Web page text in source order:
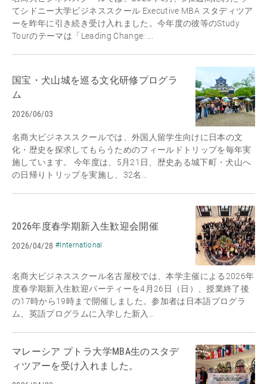
てシドニー大学ビジネススクール Executive MBA スタディツア
ーを昨年に引き続き受け入れました。今年度の彼等のStudy
Tourのテーマは「Leading Change: ...
国宝・犬山城を巡る文化研修プログラ
ム
2026/06/03
名商大ビジネススクールでは、外国人留学生向けに日本の文
化・歴史を探求してもらうためのフィールドトリップを毎年実
施しています。 今年度は、5月21日、歴史ある城下町・犬山へ
の日帰りトリップを実施し、32名...
2026年度春学期新入生歓迎会開催
2026/04/28 #International
名商大ビジネススクール名古屋校では、本学主催による2026年
度春学期新入生歓迎パーティーを4月26日（日）、授業終了後
の17時から19時まで開催しました。参加者は日本語プログラ
ム、英語プログラムに入学した新入...
マレーシア プトラ大学MBA生のスタデ
ィツアーを受け入れました。